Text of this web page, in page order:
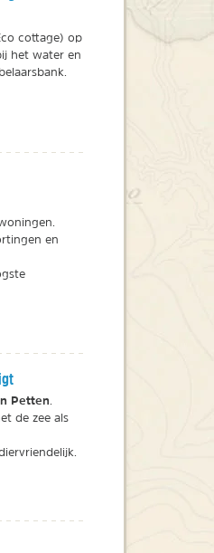
cottage) op
het water en
en
Petten
de zee als